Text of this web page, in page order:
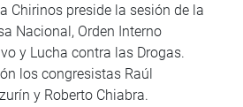
Chirinos preside la sesión de la
Nacional, Orden Interno
y Lucha contra las Drogas.
los congresistas Raúl
y Roberto Chiabra.